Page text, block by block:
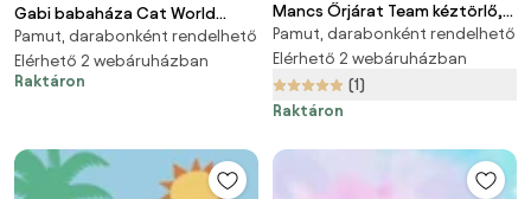
Gabi babaháza Cat World
kéztörlő, arctörlő, törölköző
30x30cm
Pamut, darabonként rendelhető
Elérhető 2 webáruházban
Raktáron
Mancs Őrjárat Team kéztörlő,
arctörlő, törölköző 30x30cm
Pamut, darabonként rendelhető
Elérhető 2 webáruházban
(1)
Raktáron